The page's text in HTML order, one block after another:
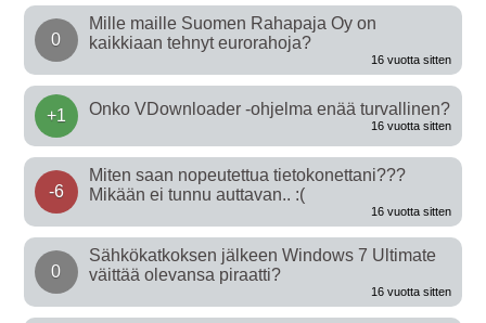
0
Mille maille Suomen Rahapaja Oy on
kaikkiaan tehnyt eurorahoja?
16 vuotta sitten
+1 Onko VDownloader -ohjelma enää turvallinen?
16 vuotta sitten
-6
Miten saan nopeutettua tietokonettani???
Mikään ei tunnu auttavan.. :(
16 vuotta sitten
0
Sähkökatkoksen jälkeen Windows 7 Ultimate
väittää olevansa piraatti?
16 vuotta sitten